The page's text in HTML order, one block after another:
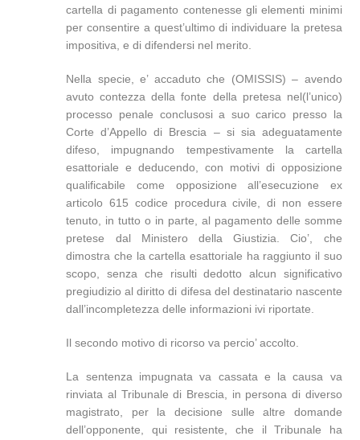
cartella di pagamento contenesse gli elementi minimi
per consentire a quest’ultimo di individuare la pretesa
impositiva, e di difendersi nel merito.
Nella specie, e’ accaduto che (OMISSIS) – avendo
avuto contezza della fonte della pretesa nel(l’unico)
processo penale conclusosi a suo carico presso la
Corte d’Appello di Brescia – si sia adeguatamente
difeso, impugnando tempestivamente la cartella
esattoriale e deducendo, con motivi di opposizione
qualificabile come opposizione all’esecuzione ex
articolo 615 codice procedura civile, di non essere
tenuto, in tutto o in parte, al pagamento delle somme
pretese dal Ministero della Giustizia. Cio’, che
dimostra che la cartella esattoriale ha raggiunto il suo
scopo, senza che risulti dedotto alcun significativo
pregiudizio al diritto di difesa del destinatario nascente
dall’incompletezza delle informazioni ivi riportate.
Il secondo motivo di ricorso va percio’ accolto.
La sentenza impugnata va cassata e la causa va
rinviata al Tribunale di Brescia, in persona di diverso
magistrato, per la decisione sulle altre domande
dell’opponente, qui resistente, che il Tribunale ha